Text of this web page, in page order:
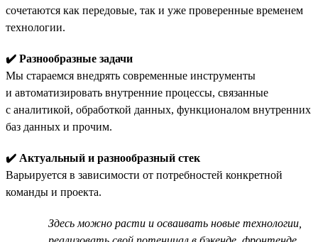
сочетаются как передовые, так и уже проверенные временем
технологии.
✔️ Разнообразные задачи
Мы стараемся внедрять современные инструменты
и автоматизировать внутренние процессы, связанные
с аналитикой, обработкой данных, функционалом внутренних
баз данных и прочим.
✔️ Актуальный и разнообразный стек
Варьируется в зависимости от потребностей конкретной
команды и проекта.
Здесь можно расти и осваивать новые технологии,